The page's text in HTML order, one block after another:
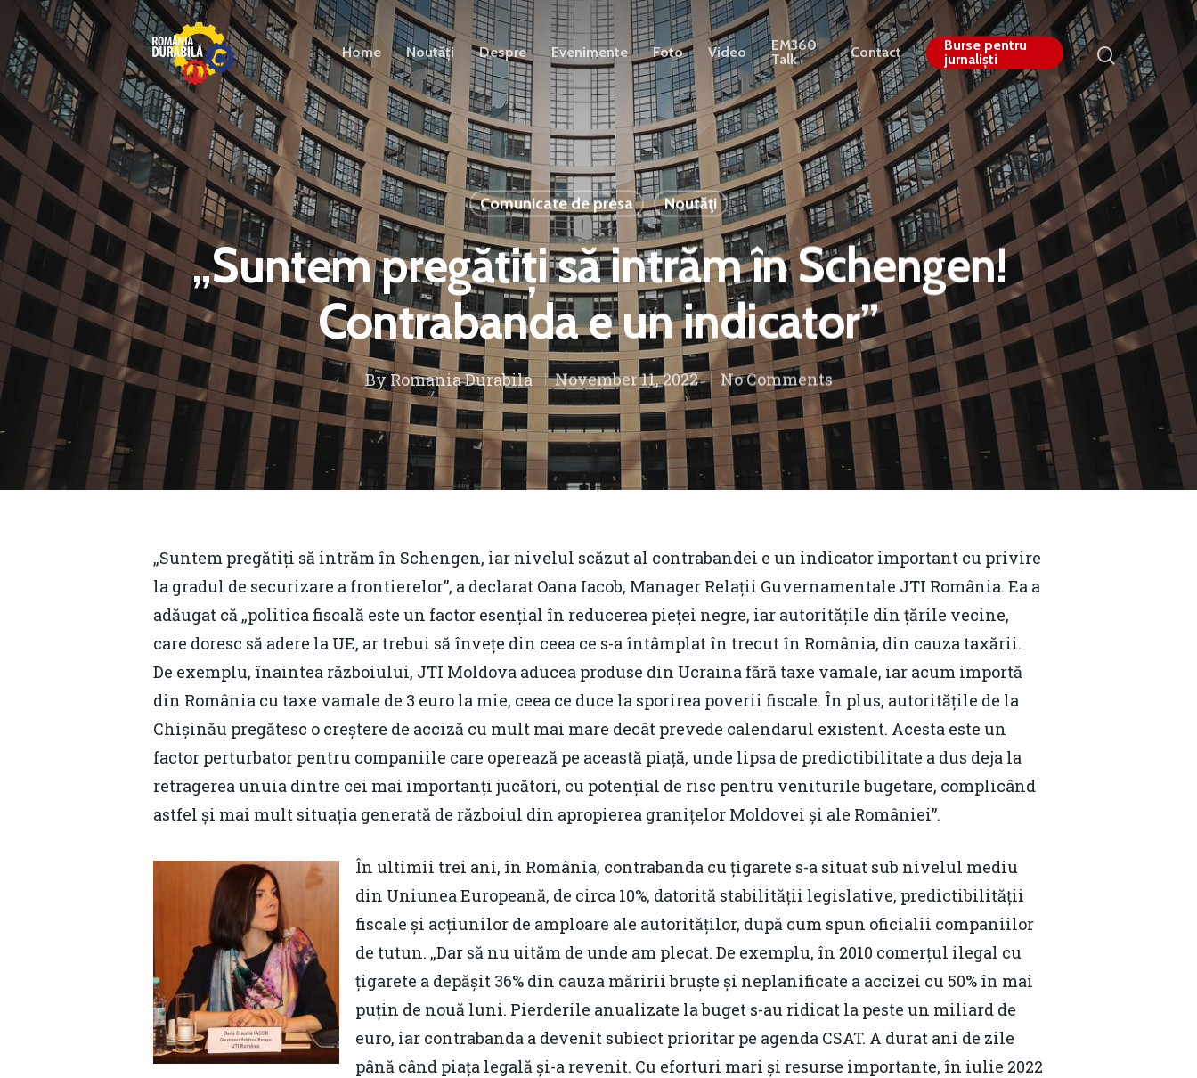
Hit enter to search or ESC to close
Home Noutăți Despre Evenimente Foto Video
EM360
Talk
Contact
Burse pentru
jurnaliști
Comunicate de presa Noutăţi
„Suntem pregătiți să intrăm în Schengen!
Contrabanda e un indicator”
ByRomania Durabila November 11, 2022 No Comments
„Suntem pregătiți să intrăm în Schengen, iar nivelul scăzut al contrabandei e un indicator important cu privire
la gradul de securizare a frontierelor”, a declarat Oana Iacob, Manager Relații Guvernamentale JTI România. Ea a
adăugat că „politica fiscală este un factor esențial în reducerea pieței negre, iar autoritățile din țările vecine,
care doresc să adere la UE, ar trebui să învețe din ceea ce s-a întâmplat în trecut în România, din cauza taxării.
De exemplu, înaintea războiului, JTI Moldova aducea produse din Ucraina fără taxe vamale, iar acum importă
din România cu taxe vamale de 3 euro la mie, ceea ce duce la sporirea poverii fiscale. În plus, autoritățile de la
Chișinău pregătesc o creștere de acciză cu mult mai mare decât prevede calendarul existent. Acesta este un
factor perturbator pentru companiile care operează pe această piață, unde lipsa de predictibilitate a dus deja la
retragerea unuia dintre cei mai importanți jucători, cu potențial de risc pentru veniturile bugetare, complicând
astfel și mai mult situația generată de războiul din apropierea granițelor Moldovei și ale României”.
În ultimii trei ani, în România, contrabanda cu țigarete s-a situat sub nivelul mediu
din Uniunea Europeană, de circa 10%, datorită stabilității legislative, predictibilității
fiscale și acțiunilor de amploare ale autorităților, după cum spun oficialii companiilor
de tutun. „Dar să nu uităm de unde am plecat. De exemplu, în 2010 comerțul ilegal cu
țigarete a depășit 36% din cauza măririi bruște și neplanificate a accizei cu 50% în mai
puțin de nouă luni. Pierderile anualizate la buget s-au ridicat la peste un miliard de
euro, iar contrabanda a devenit subiect prioritar pe agenda CSAT. A durat ani de zile
până când piața legală și-a revenit. Cu eforturi mari și resurse importante, în iulie 2022